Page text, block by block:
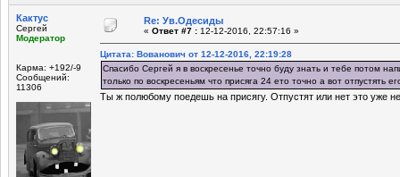
Кактус
Сергей
Модератор
Карма: +192/-9
Сообщений:
11306
Re: Ув.Одесиды
« Ответ #7 : 12-12-2016, 22:57:16 »
Цитата: Вованович от 12-12-2016, 22:19:28
Спасибо Сергей я в воскресенье точно буду знать и тебе потом
только по воскресеньям что присяга 24 ето точно а вот отпустять
Ты ж полюбому поедешь на присягу. Отпустят или нет это уже